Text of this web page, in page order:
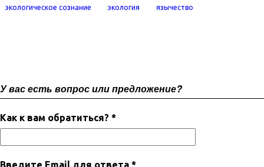
экологическое сознание экология язычество
У вас есть вопрос или предложение?
Как к вам обратиться? *
Введите Email для ответа *